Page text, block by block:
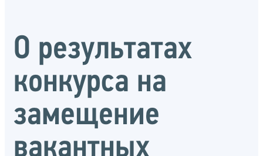
О результатах
конкурса на
замещение
вакантных